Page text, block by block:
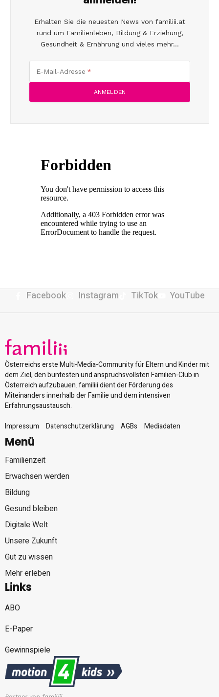
Erhalten Sie die neuesten News von familiii.at
rund um Familienleben, Bildung & Erziehung,
Gesundheit & Ernährung und vieles mehr...
E-Mail-Adresse
Facebook Instagram TikTok YouTube
Österreichs erste Multi-Media-Community für Eltern und Kinder mit
dem Ziel, den buntesten und anspruchsvollsten Familien-Club in
Österreich aufzubauen. familiii dient der Förderung des
Miteinanders innerhalb der Familie und dem intensiven
Erfahrungsaustausch.
Impressum
Datenschutzerklärung AGBs Mediadaten
Menü
Familienzeit
Erwachsen werden
Bildung
Gesund bleiben
Digitale Welt
Unsere Zukunft
Gut zu wissen
Mehr erleben
Links
ABO
E-Paper
Gewinnspiele